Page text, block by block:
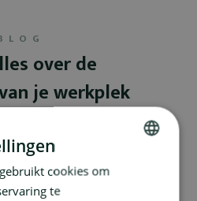
over de
je werkplek
cookies om
te